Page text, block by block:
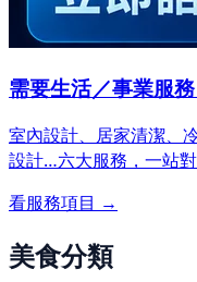
需要生活／事業服務
室內設計、居家清潔、
設計…六大服務，一站
看服務項目 →
美食分類